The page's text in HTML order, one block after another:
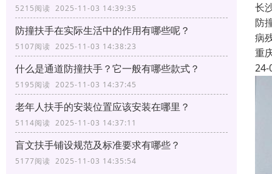
5215阅读 2025-11-03 14:39:35
防撞扶手在实际生活中的作用有哪些呢？
5107阅读 2025-11-03 14:38:23
什么是通道防撞扶手？它一般有哪些款式？
5195阅读 2025-11-03 14:37:45
老年人扶手的安装位置应该安装在哪里？
5114阅读 2025-11-03 14:37:11
盲文扶手铺设规范及标准要求有哪些？
5177阅读 2025-11-03 14:35:54
长
防
病
重
24-